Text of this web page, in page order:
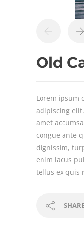
Old
Lorem ipsum
adipiscing
amet
congue ante
dignissim,
enim lacus
tellus ex quis
SHARE